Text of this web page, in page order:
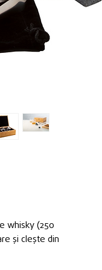
whisky (250
și clește din